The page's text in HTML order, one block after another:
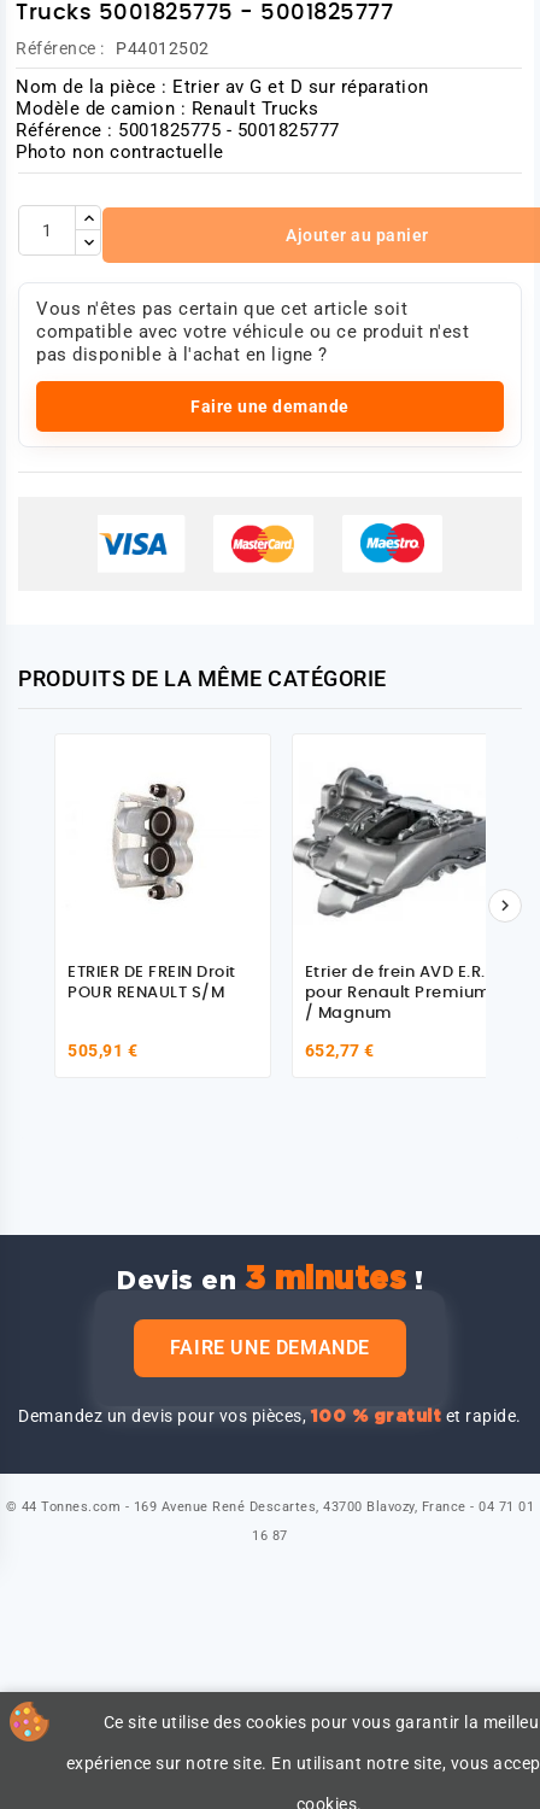
Trucks 5001825775 - 5001825777
Référence : P44012502
Nom de la pièce : Etrier av G et D sur réparation
Modèle de camion : Renault Trucks
Référence : 5001825775 - 5001825777
Photo non contractuelle
Ajouter au panier
Vous n'êtes pas certain que cet article soit
compatible avec votre véhicule ou ce produit n'est
pas disponible à l'achat en ligne ?
Faire une demande
PRODUITS DE LA MÊME CATÉGORIE
ETRIER DE FREIN Droit
POUR RENAULT S/M
505,91 €
Etrier de frein AVD E.R.
pour Renault Premium
/ Magnum
652,77 €

Devis en 3 minutes !
FAIRE UNE DEMANDE
Demandez un devis pour vos pièces,100 % gratuit et rapide.
Ce site utilise des cookies pour vous garantir la
expérience sur notre site. En utilisant notre site, vous
cookies.
© 44 Tonnes.com - 169 Avenue René Descartes, 43700 Blavozy, France - 04 71 01
16 87